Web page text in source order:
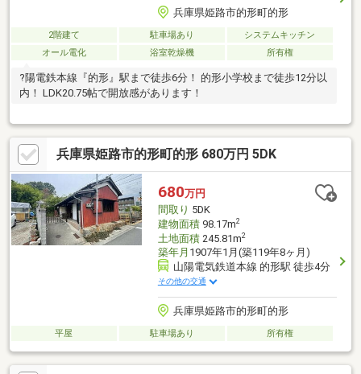
兵庫県姫路市的形町的形
2階建て 駐車場あり
システムキッチン
オール電化
浴室乾燥機 所有権
?陽電鉄本線『的形』駅まで徒歩6分！ 的形小学校まで徒歩12分以
内！ LDK20.75帖で開放感があります！
兵庫県姫路市的形町的形 680万円 5DK
680万円
間取り 5DK
建物面積98.17m2
土地面積245.81m2
築年月 1907年1月(築119年8ヶ月)
山陽電気鉄道本線 的形駅 徒歩4分
その他の交通
兵庫県姫路市的形町的形
平屋 駐車場あり 所有権